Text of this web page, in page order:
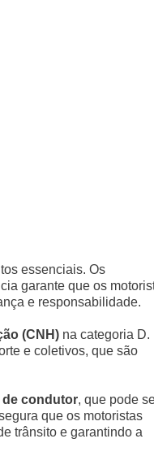
essenciais. Os
garante que os
e responsabilidade.
(CNH) na categoria D.
e coletivos, que são
condutor, que pode
que os motoristas
trânsito e garantindo a